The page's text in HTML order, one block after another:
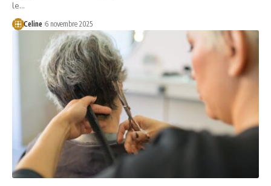
le…
Celine 6 novembre 2025